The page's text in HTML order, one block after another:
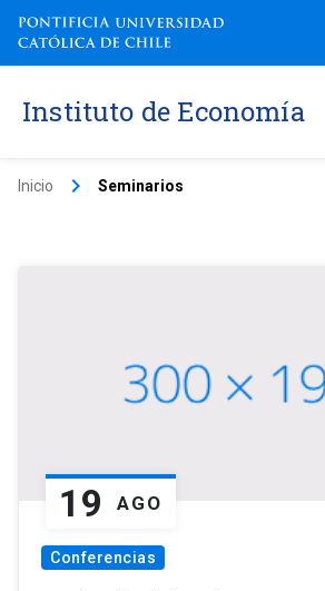
Instituto de Economía
Inicio keyboard_arrow_right Seminarios
19 AGO
Conferencias